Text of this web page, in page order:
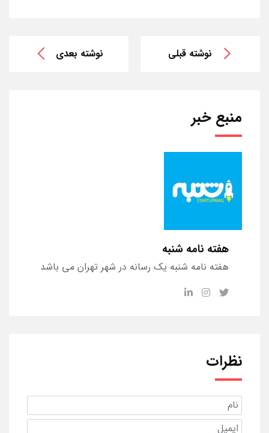
نوشته قبلی نوشته بعدی
منبع خبر
هفته نامه شنبه
هفته نامه شنبه یک رسانه در شهر تهران می باشد
نظرات